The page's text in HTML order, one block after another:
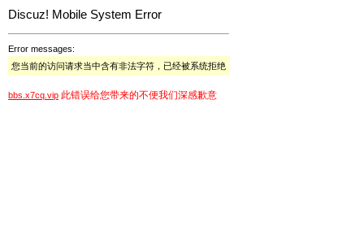
Discuz! Mobile System Error
Error messages:
您当前的访问请求当中含有非法字符，已经被系统拒绝
bbs.x7cq.vip 此错误给您带来的不便我们深感歉意